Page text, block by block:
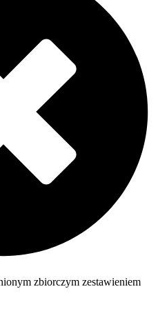
zbiorczym zestawieniem